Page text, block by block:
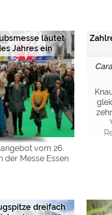
läutet
Jahres ein
vom 26.
der Messe Essen
dreifach
Statistiken
Google Analytics
Marketing
Google Ads
Google AdSense
Google
Die